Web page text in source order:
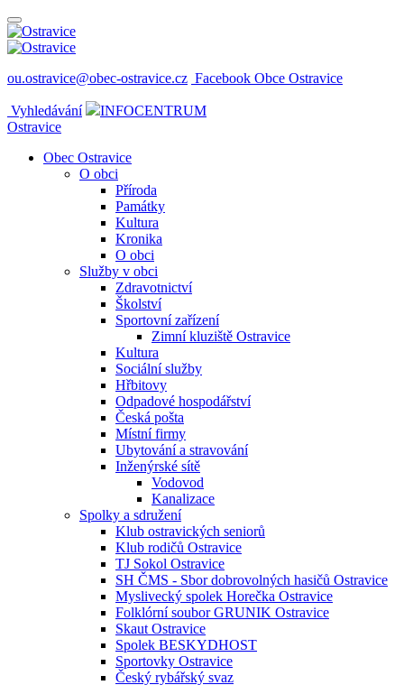
ou.ostravice@obec-ostravice.cz Facebook Obce Ostravice
Vyhledávání
INFOCENTRUM
Ostravice
Obec Ostravice
O obci
Příroda
Památky
Kultura
Kronika
O obci
Služby v obci
Zdravotnictví
Školství
Sportovní zařízení
Zimní kluziště Ostravice
Kultura
Sociální služby
Hřbitovy
Odpadové hospodářství
Česká pošta
Místní firmy
Ubytování a stravování
Inženýrské sítě
Vodovod
Kanalizace
Spolky a sdružení
Klub ostravických seniorů
Klub rodičů Ostravice
TJ Sokol Ostravice
SH ČMS - Sbor dobrovolných hasičů Ostravice
Myslivecký spolek Horečka Ostravice
Folklórní soubor GRUNIK Ostravice
Skaut Ostravice
Spolek BESKYDHOST
Sportovky Ostravice
Český rybářský svaz